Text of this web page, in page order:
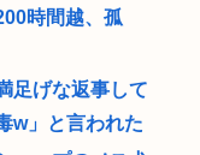
時間越、孤
足げな返事して
w」と言われた